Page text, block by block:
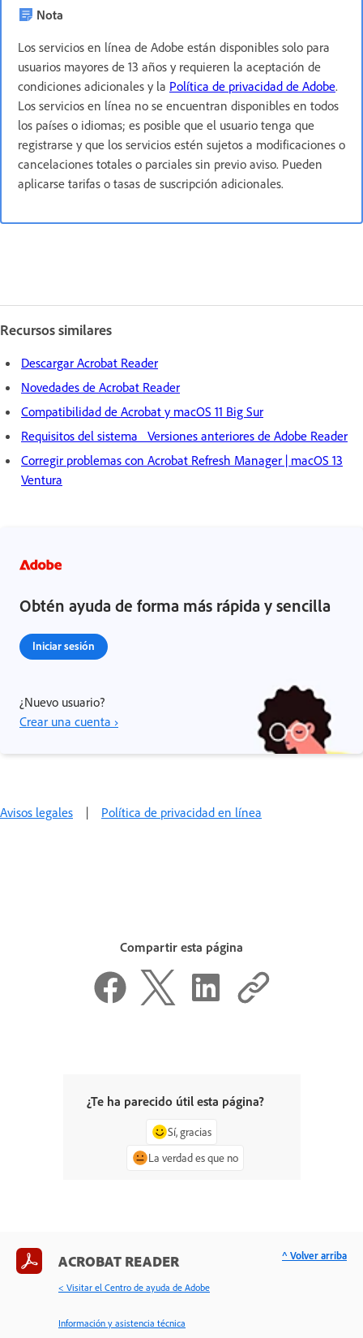
Nota
Los servicios en línea de Adobe están disponibles solo para
usuarios mayores de 13 años y requieren la aceptación de
condiciones adicionales y la Política de privacidad de Adobe.
Los servicios en línea no se encuentran disponibles en todos
los países o idiomas; es posible que el usuario tenga que
registrarse y que los servicios estén sujetos a modificaciones o
cancelaciones totales o parciales sin previo aviso. Pueden
aplicarse tarifas o tasas de suscripción adicionales.
Recursos similares
Descargar Acrobat Reader
Novedades de Acrobat Reader
Compatibilidad de Acrobat y macOS 11 Big Sur
Requisitos del sistema Versiones anteriores de Adobe Reader
Corregir problemas con Acrobat Refresh Manager | macOS 13
Ventura
Obtén ayuda de forma más rápida y sencilla
Iniciar sesión
¿Nuevo usuario?
Crear una cuenta ›
Avisos legales | Política de privacidad en línea
Compartir esta página
¿Te ha parecido útil esta página?
Sí, gracias
La verdad es que no
ACROBAT READER
< Visitar el Centro de ayuda de Adobe
Información y asistencia técnica
^ Volver arriba